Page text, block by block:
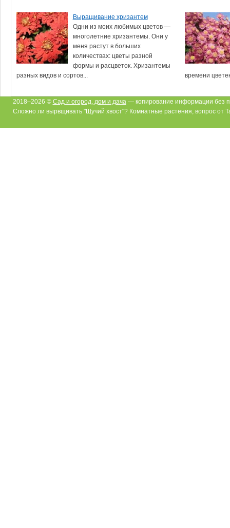
Выращивание хризантем
Одни из моих любимых цветов —
многолетние хризантемы. Они у
меня растут в больших
количествах: цветы разной
формы и расцветок. Хризантемы
разных видов и сортов...
времени
2018–2026 © Сад и огород, дом и дача — копирование информации без
Сложно ли вырвщивать "Щучий хвост"? Комнатные растения, вопрос от